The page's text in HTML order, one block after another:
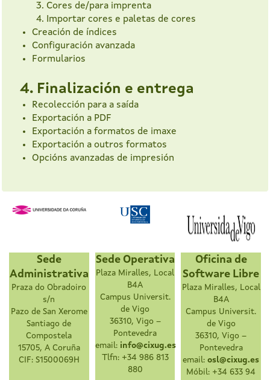
Cores de/para imprenta
Importar cores e paletas de cores
Creación de índices
Configuración avanzada
Formularios
4. Finalización e entrega
Recolección para a saída
Exportación a PDF
Exportación a formatos de imaxe
Exportación a outros formatos
Opcións avanzadas de impresión
Sede
Administrativa
Praza do Obradoiro
s/n
Pazo de San Xerome
Santiago de
Compostela
15705, A Coruña
CIF: S1500069H
Sede Operativa
Plaza Miralles, Local
B4A
Campus Universit.
de Vigo
36310, Vigo –
Pontevedra
email: info@cixug.es
Tlfn: +34 986 813
880
Oficina de
Software Libre
Plaza Miralles, Local
B4A
Campus Universit.
de Vigo
36310, Vigo –
Pontevedra
email:osl@cixug.es
Móbil: +34 633 94